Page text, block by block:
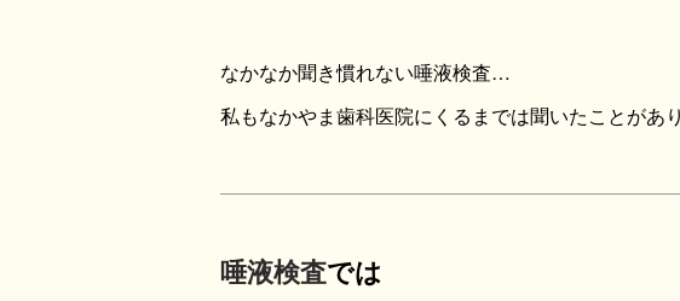
なかなか聞き慣れない唾液検査…
私もなかやま歯科医院にくるまでは聞いたことがあ
唾液検査では